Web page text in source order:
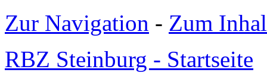
Zur Navigation - Zum
RBZ Steinburg - Startseite